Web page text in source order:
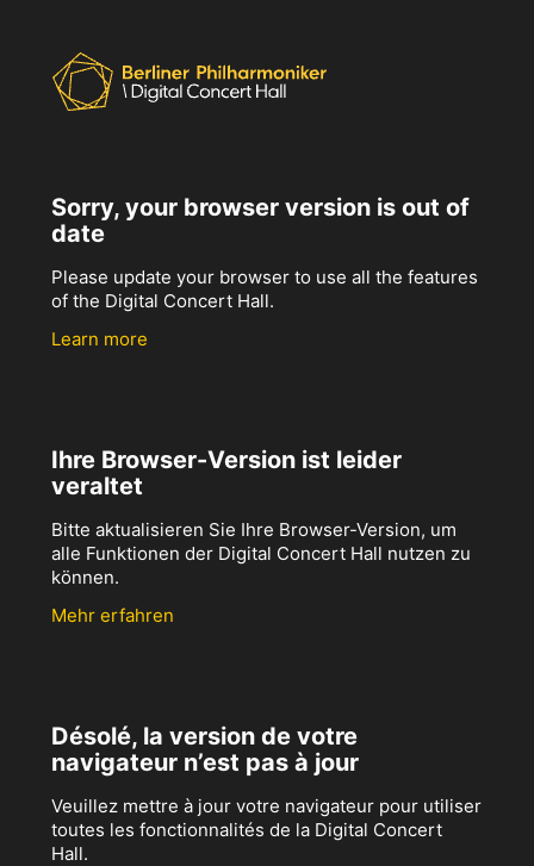
Sorry, your browser version is out of
date
Please update your browser to use all the features
of the Digital Concert Hall.
Learn more
Ihre Browser-Version ist leider
veraltet
Bitte aktualisieren Sie Ihre Browser-Version, um
alle Funktionen der Digital Concert Hall nutzen zu
können.
Mehr erfahren
Désolé, la version de votre
navigateur n’est pas à jour
Veuillez mettre à jour votre navigateur pour utiliser
toutes les fonctionnalités de la Digital Concert
Hall.